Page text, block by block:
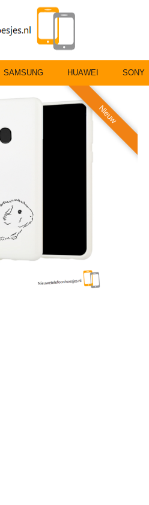
SAMSUNG HUAWEI SONY
Nieuw